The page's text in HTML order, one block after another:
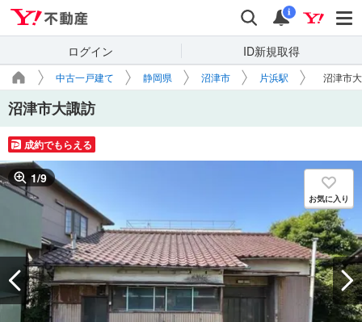
検索 通知
i
ログイン ID新規取得
中古一戸建て 静岡県 沼津市 片浜駅 沼津市
沼津市大諏訪
成約でもらえる
1/9
お気に入り